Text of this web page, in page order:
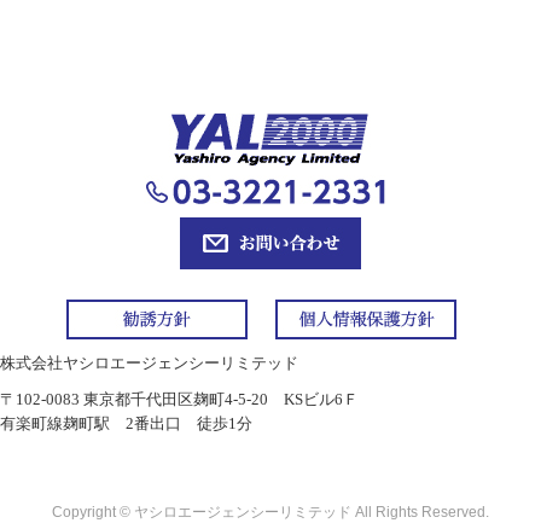
株式会社ヤシロエージェンシーリミテッド
〒102-0083 東京都千代田区麹町4-5-20 KSビル6Ｆ
有楽町線麹町駅 2番出口 徒歩1分
Copyright © ヤシロエージェンシーリミテッド All Rights Reserved.